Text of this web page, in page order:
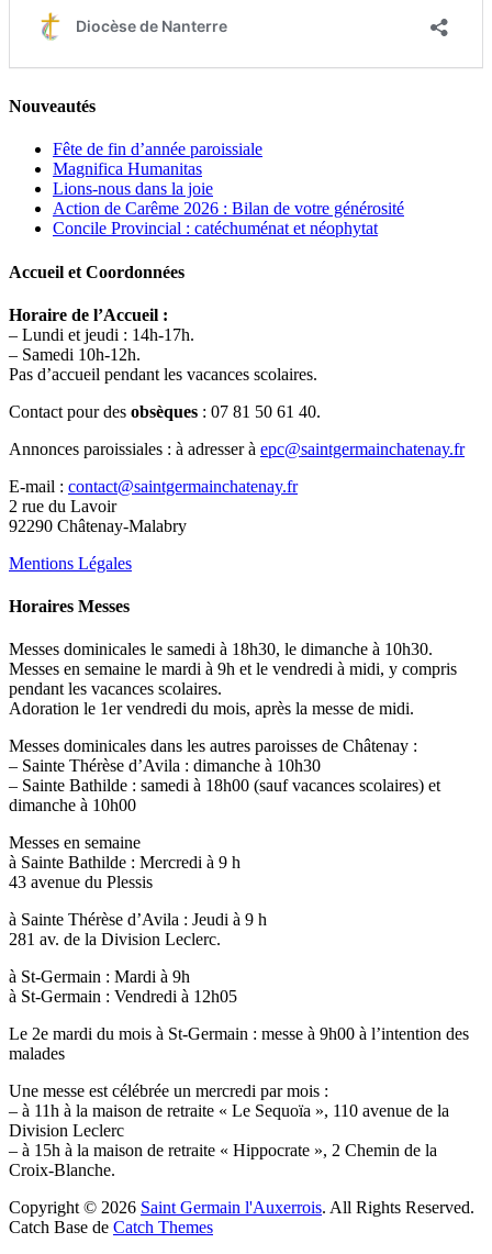
Nouveautés
Fête de fin d’année paroissiale
Magnifica Humanitas
Lions-nous dans la joie
Action de Carême 2026 : Bilan de votre générosité
Concile Provincial : catéchuménat et néophytat
Accueil et Coordonnées
Horaire de l’Accueil :
– Lundi et jeudi : 14h-17h.
– Samedi 10h-12h.
Pas d’accueil pendant les vacances scolaires.
Contact pour des obsèques : 07 81 50 61 40.
Annonces paroissiales : à adresser à epc@saintgermainchatenay.fr
E-mail : contact@saintgermainchatenay.fr
2 rue du Lavoir
92290 Châtenay-Malabry
Mentions Légales
Horaires Messes
Messes dominicales le samedi à 18h30, le dimanche à 10h30.
Messes en semaine le mardi à 9h et le vendredi à midi, y compris
pendant les vacances scolaires.
Adoration le 1er vendredi du mois, après la messe de midi.
Messes dominicales dans les autres paroisses de Châtenay :
– Sainte Thérèse d’Avila : dimanche à 10h30
– Sainte Bathilde : samedi à 18h00 (sauf vacances scolaires) et
dimanche à 10h00
Messes en semaine
à Sainte Bathilde : Mercredi à 9 h
43 avenue du Plessis
à Sainte Thérèse d’Avila : Jeudi à 9 h
281 av. de la Division Leclerc.
à St-Germain : Mardi à 9h
à St-Germain : Vendredi à 12h05
Le 2e mardi du mois à St-Germain : messe à 9h00 à l’intention des
malades
Une messe est célébrée un mercredi par mois :
– à 11h à la maison de retraite « Le Sequoïa », 110 avenue de la
Division Leclerc
– à 15h à la maison de retraite « Hippocrate », 2 Chemin de la
Croix-Blanche.
Copyright © 2026 Saint Germain l'Auxerrois. All Rights Reserved.
Catch Base de Catch Themes